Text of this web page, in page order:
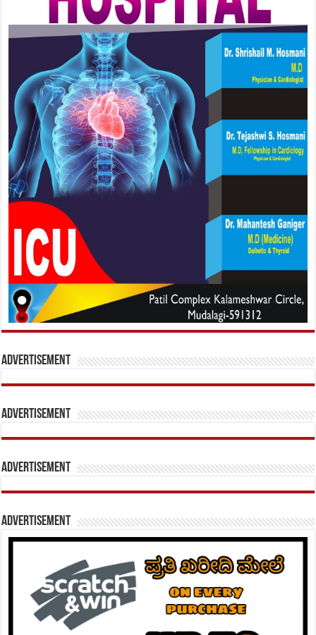
Advertisement
Advertisement
Advertisement
Advertisement